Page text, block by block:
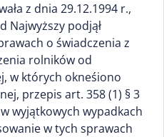
z dnia 29.12.1994 r.,
Najwyższy podjął
o świadczenia z
rolników od
w których okneśiono
przepis art. 358 (1) § 3
wyjątkowych wypadkach
w tych sprawach